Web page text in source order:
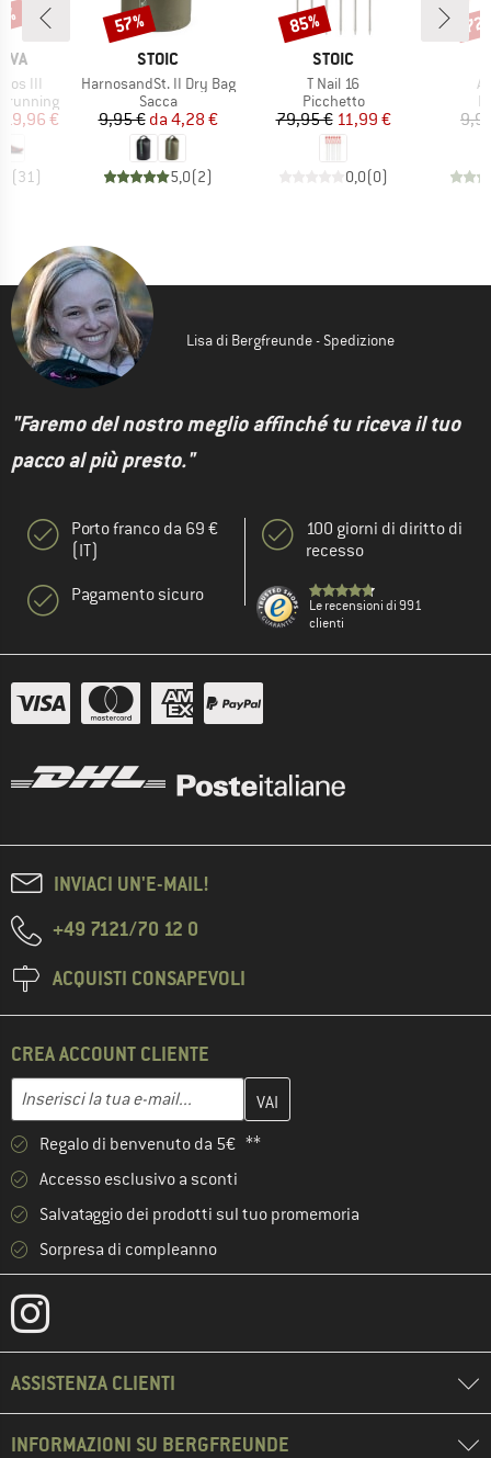
III
running
ridotto
€
(31)
MARCHIO
STOIC
Articolo
HarnosandSt. II Dry Bag
Gruppo di prodotti
Sacca
Prezzo
9,95 € Prezzo ridotto
da 4,28 €
5,0(2)
Sconto
57%
MARCHIO
STOIC
Articolo
T Nail 16
Gruppo di prodotti
Picchetto
Prezzo
79,95 €Prezzo ridotto
11,99 €
0,0(0)
Sconto
85%
Lisa di Bergfreunde - Spedizione
"Faremo del nostro meglio affinché tu riceva il tuo
pacco al più presto."
Porto franco da 69 €
(IT)
Pagamento sicuro
100 giorni di diritto di
recesso
Le recensioni di 991
clienti
INVIACI UN'E-MAIL!
+49 7121/70 12 0
ACQUISTI CONSAPEVOLI
CREA ACCOUNT CLIENTE
Indirizzo e-mail
Inserisci qui il tuo indirizzo e-mail e crea il tuo account cliente
Regalo di benvenuto da 5€ **
Accesso esclusivo a sconti
Salvataggio dei prodotti sul tuo promemoria
Sorpresa di compleanno
ASSISTENZA CLIENTI
INFORMAZIONI SU BERGFREUNDE